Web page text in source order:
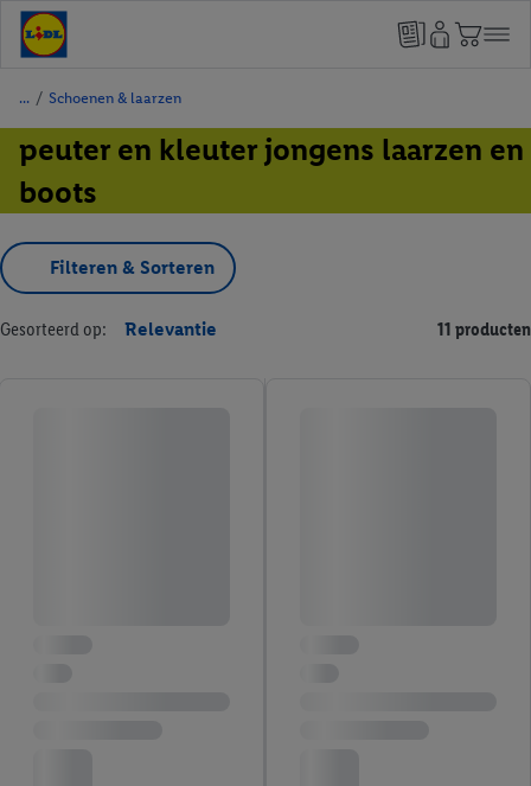
/ Schoenen & laarzen
peuter en kleuter jongens laarzen en
boots
Filteren & Sorteren
Gesorteerd op: Relevantie 11 producten